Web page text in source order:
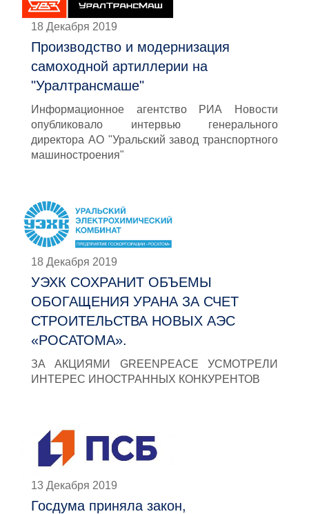
18 Декабря 2019
Производство и модернизация
самоходной артиллерии на
"Уралтрансмаше"
Информационное агентство РИА Новости
опубликовало интервью генерального
директора АО "Уральский завод транспортного
машиностроения"
18 Декабря 2019
УЭХК СОХРАНИТ ОБЪЕМЫ
ОБОГАЩЕНИЯ УРАНА ЗА СЧЕТ
СТРОИТЕЛЬСТВА НОВЫХ АЭС
«РОСАТОМА».
ЗА АКЦИЯМИ GREENPEACE УСМОТРЕЛИ
ИНТЕРЕС ИНОСТРАННЫХ КОНКУРЕНТОВ
13 Декабря 2019
Госдума приняла закон,